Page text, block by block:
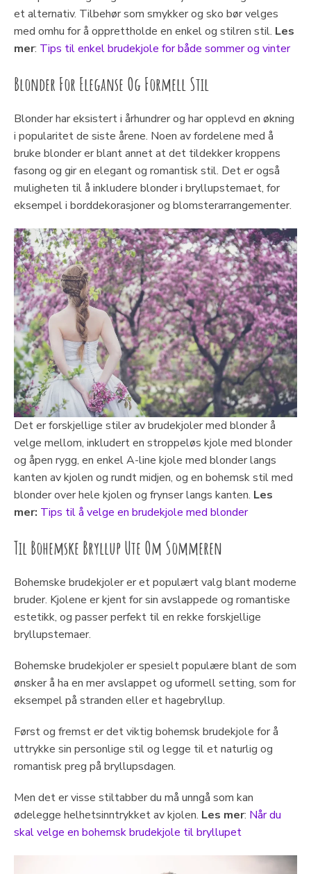
et alternativ. Tilbehør som smykker og sko bør velges
med omhu for å opprettholde en enkel og stilren stil. Les
mer: Tips til enkel brudekjole for både sommer og vinter
Blonder For Eleganse Og Formell Stil
Blonder har eksistert i århundrer og har opplevd en økning
i popularitet de siste årene. Noen av fordelene med å
bruke blonder er blant annet at det tildekker kroppens
fasong og gir en elegant og romantisk stil. Det er også
muligheten til å inkludere blonder i bryllupstemaet, for
eksempel i borddekorasjoner og blomsterarrangementer.
Det er forskjellige stiler av brudekjoler med blonder å
velge mellom, inkludert en stroppeløs kjole med blonder
og åpen rygg, en enkel A-line kjole med blonder langs
kanten av kjolen og rundt midjen, og en bohemsk stil med
blonder over hele kjolen og frynser langs kanten. Les
mer: Tips til å velge en brudekjole med blonder
Til Bohemske Bryllup Ute Om Sommeren
Bohemske brudekjoler er et populært valg blant moderne
bruder. Kjolene er kjent for sin avslappede og romantiske
estetikk, og passer perfekt til en rekke forskjellige
bryllupstemaer.
Bohemske brudekjoler er spesielt populære blant de som
ønsker å ha en mer avslappet og uformell setting, som for
eksempel på stranden eller et hagebryllup.
Først og fremst er det viktig bohemsk brudekjole for å
uttrykke sin personlige stil og legge til et naturlig og
romantisk preg på bryllupsdagen.
Men det er visse stiltabber du må unngå som kan
ødelegge helhetsinntrykket av kjolen. Les mer: Når du
skal velge en bohemsk brudekjole til bryllupet